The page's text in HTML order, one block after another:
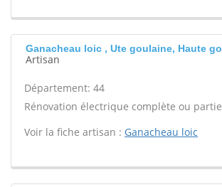
Ganacheau loic , Ute goulaine, Haute
Artisan
Département: 44
Rénovation électrique complète ou
Voir la fiche artisan : Ganacheau loic